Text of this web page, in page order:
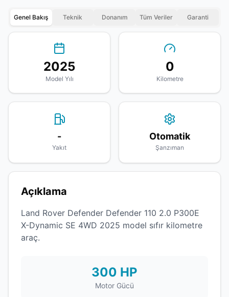
Genel Bakış Teknik Donanım Tüm Veriler Garanti
2025
Model Yılı
0
Kilometre
-
Yakıt
Otomatik
Şanzıman
Açıklama
Land Rover Defender Defender 110 2.0 P300E
X-Dynamic SE 4WD 2025 model sıfır kilometre
araç.
300 HP
Motor Gücü